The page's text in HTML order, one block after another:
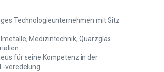
Technologieunternehmen mit Sitz
Medizintechnik, Quarzglas
für seine Kompetenz in der
-veredelung.